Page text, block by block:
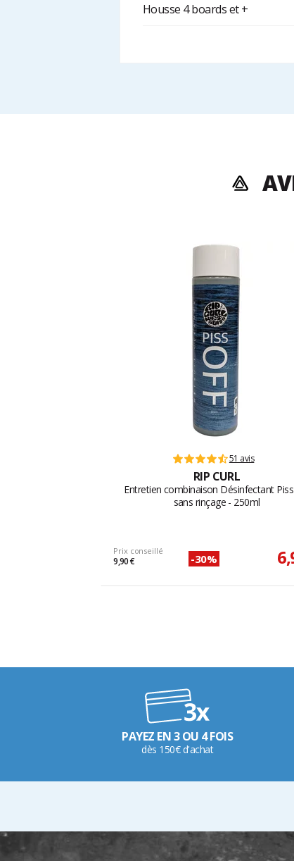
Housse 4 boards et +
51 avis
RIP CURL
Entretien combinaison Désinfectant
sans rinçage - 250ml
Prix conseillé
9,90 € -30%
PAYEZ EN 3 OU 4 FOIS
dès 150€ d'achat